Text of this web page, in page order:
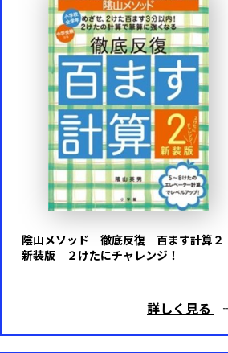
陰山メソッド 徹底反復 百ます計算２
新装版 ２けたにチャレンジ！
詳しく見る